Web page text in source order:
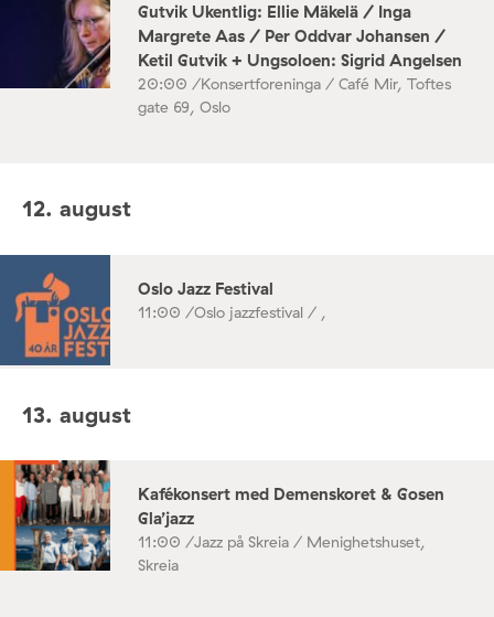
Gutvik Ukentlig: Ellie Mäkelä / Inga
Margrete Aas / Per Oddvar Johansen /
Ketil Gutvik + Ungsoloen: Sigrid Angelsen
20:00 /Konsertforeninga / Café Mir, Toftes
gate 69, Oslo
12. august
Oslo Jazz Festival
11:00 /Oslo jazzfestival / ,
13. august
Kafékonsert med Demenskoret & Gosen
Gla’jazz
11:00 /Jazz på Skreia / Menighetshuset,
Skreia